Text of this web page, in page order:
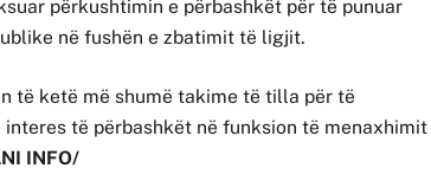
përkushtimin e përbashkët për të punuar
në fushën e zbatimit të ligjit.
të ketë më shumë takime të tilla për të
të përbashkët në funksion të menaxhimit
INFO/